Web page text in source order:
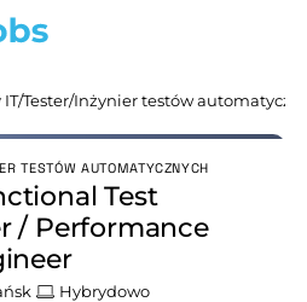
IT/Tester/Inżynier testów
TESTÓW AUTOMATYCZNYCH
Test
/ Performance
Hybrydowo